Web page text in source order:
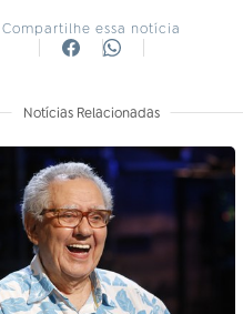
Compartilhe essa notícia
Notícias Relacionadas